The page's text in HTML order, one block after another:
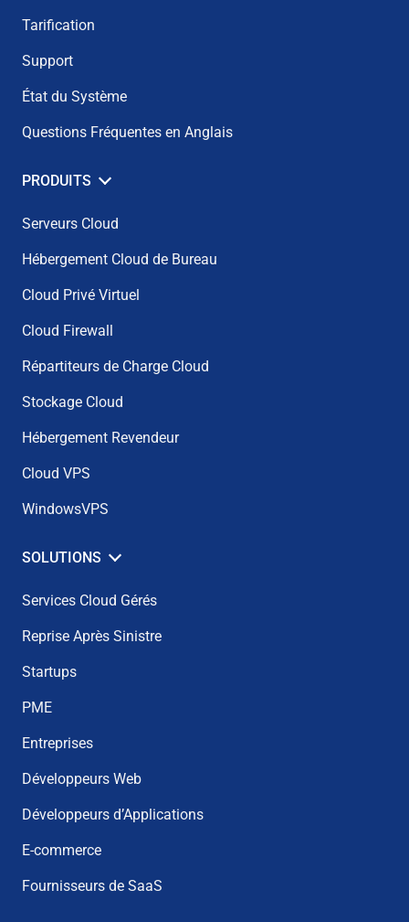
Tarification
Support
État du Système
Questions Fréquentes en Anglais
PRODUITS
Serveurs Cloud
Hébergement Cloud de Bureau
Cloud Privé Virtuel
Cloud Firewall
Répartiteurs de Charge Cloud
Stockage Cloud
Hébergement Revendeur
Cloud VPS
WindowsVPS
SOLUTIONS
Services Cloud Gérés
Reprise Après Sinistre
Startups
PME
Entreprises
Développeurs Web
Développeurs d’Applications
E-commerce
Fournisseurs de SaaS